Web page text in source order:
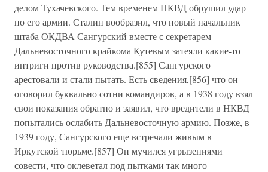
делом Тухачевского. Тем временем НКВД обрушил удар
по его армии. Сталин вообразил, что новый начальник
штаба ОКДВА Сангурский вместе с секретарем
Дальневосточного крайкома Кутевым затеяли какие-то
интриги против руководства.[855] Сангурского
арестовали и стали пытать. Есть сведения,[856] что он
оговорил буквально сотни командиров, а в 1938 году взял
свои показания обратно и заявил, что вредители в НКВД
попытались ослабить Дальневосточную армию. Позже, в
1939 году, Сангурского еще встречали живым в
Иркутской тюрьме.[857] Он мучился угрызениями
совести, что оклеветал под пытками так много